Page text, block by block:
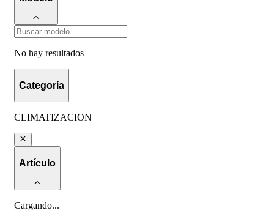
No hay resultados
Categoría
CLIMATIZACION
Artículo
Cargando...